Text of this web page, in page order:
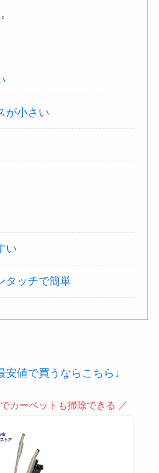
が小さい
い
タッチで簡単
安値で買うならこちら↓
カーペットも掃除できる ／